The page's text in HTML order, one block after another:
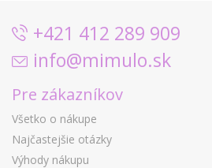
+421 412 289 909
info@mimulo.sk
Pre zákazníkov
Všetko o nákupe
Najčastejšie otázky
Výhody nákupu